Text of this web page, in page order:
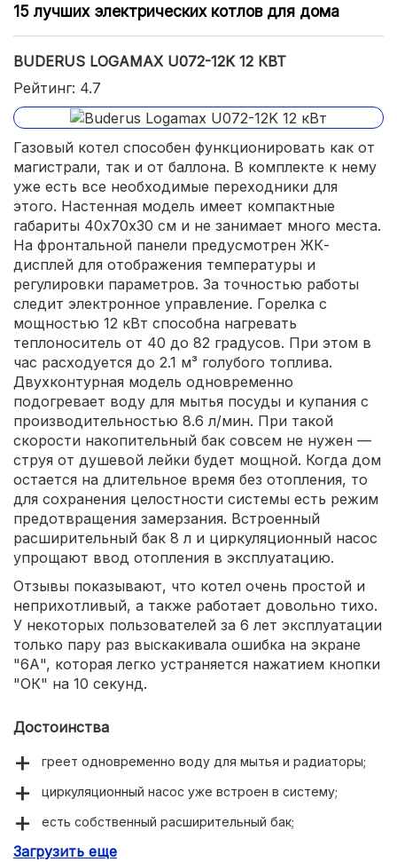
15 лучших электрических котлов для дома
BUDERUS LOGAMAX U072-12K 12 КВТ
Рейтинг: 4.7
Газовый котел способен функционировать как от
магистрали, так и от баллона. В комплекте к нему
уже есть все необходимые переходники для
этого. Настенная модель имеет компактные
габариты 40х70х30 см и не занимает много места.
На фронтальной панели предусмотрен ЖК-
дисплей для отображения температуры и
регулировки параметров. За точностью работы
следит электронное управление. Горелка с
мощностью 12 кВт способна нагревать
теплоноситель от 40 до 82 градусов. При этом в
час расходуется до 2.1 м³ голубого топлива.
Двухконтурная модель одновременно
подогревает воду для мытья посуды и купания с
производительностью 8.6 л/мин. При такой
скорости накопительный бак совсем не нужен —
струя от душевой лейки будет мощной. Когда дом
остается на длительное время без отопления, то
для сохранения целостности системы есть режим
предотвращения замерзания. Встроенный
расширительный бак 8 л и циркуляционный насос
упрощают ввод отопления в эксплуатацию.
Отзывы показывают, что котел очень простой и
неприхотливый, а также работает довольно тихо.
У некоторых пользователей за 6 лет эксплуатации
только пару раз выскакивала ошибка на экране
"6А", которая легко устраняется нажатием кнопки
"ОК" на 10 секунд.
Достоинства
греет одновременно воду для мытья и радиаторы;
циркуляционный насос уже встроен в систему;
есть собственный расширительный бак;
при затухании пламени отключается подача газа;
Загрузить еще